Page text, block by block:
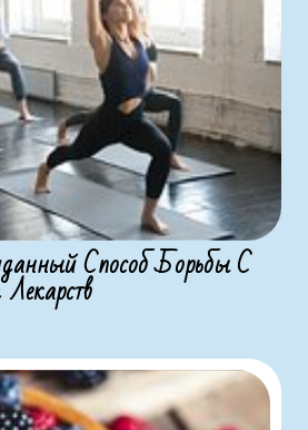
Способ Борьбы С